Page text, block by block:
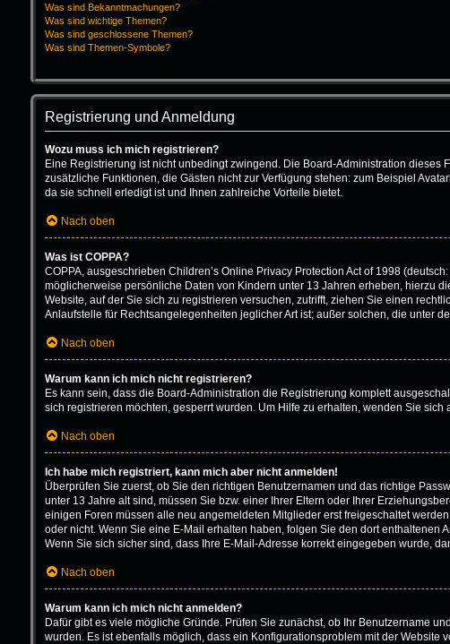
Was sind Bekanntmachungen?
Was sind wichtige Themen?
Was sind geschlossene Themen?
Was sind Themen-Symbole?
Registrierung und Anmeldung
Wozu muss ich mich registrieren?
Eine Registrierung ist nicht unbedingt zwingend. Die Board-Administration dieses
zusätzliche Funktionen, die Gästen nicht zur Verfügung stehen: zum Beispiel
da sie schnell erledigt ist und Ihnen zahlreiche Vorteile bietet.
Nach oben
Was ist COPPA?
COPPA, ausgeschrieben Children’s Online Privacy Protection Act of 1998
möglicherweise persönliche Daten von Kindern unter 13 Jahren erheben, hierzu
Website, auf der Sie sich zu registrieren versuchen, zutrifft, ziehen Sie einen
Anlaufstelle für Rechtsangelegenheiten jeglicher Art ist; außer solchen, die unter
Nach oben
Warum kann ich mich nicht registrieren?
Es kann sein, dass die Board-Administration die Registrierung komplett
sich registrieren möchten, gesperrt wurden. Um Hilfe zu erhalten, wenden Sie sich
Nach oben
Ich habe mich registriert, kann mich aber nicht anmelden!
Überprüfen Sie zuerst, ob Sie den richtigen Benutzernamen und das richtige
unter 13 Jahre alt sind, müssen Sie bzw. einer Ihrer Eltern oder Ihrer
einigen Foren müssen alle neu angemeldeten Mitglieder erst freigeschaltet
oder nicht. Wenn Sie eine E-Mail erhalten haben, folgen Sie den dort enthaltenen
Wenn Sie sich sicher sind, dass Ihre E-Mail-Adresse korrekt eingegeben wurde,
Nach oben
Warum kann ich mich nicht anmelden?
Dafür gibt es viele mögliche Gründe. Prüfen Sie zunächst, ob Ihr Benutzername
wurden. Es ist ebenfalls möglich, dass ein Konfigurationsproblem mit der Website